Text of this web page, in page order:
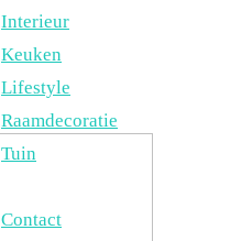
Interieur
Keuken
Lifestyle
Raamdecoratie
Tuin
Contact